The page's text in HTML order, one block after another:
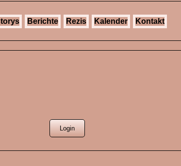
Berichte Rezis Kalender Kontakt